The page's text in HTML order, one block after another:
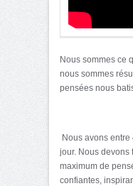
Nous sommes ce
nous sommes
pensées nous
Nous avons
jour. Nous devons
maximum de
confiantes,